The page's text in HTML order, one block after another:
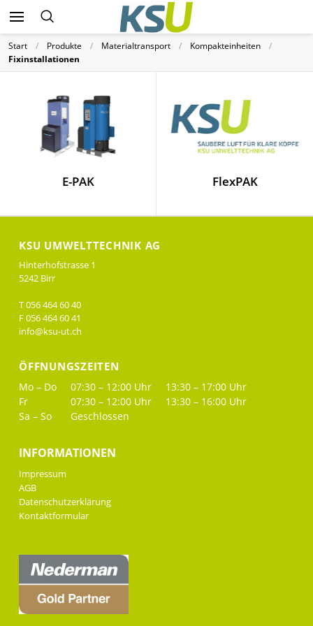
Start Produkte Materialtransport
Kompakteinheiten
Fixinstallationen
E-PAK FlexPAK
KSU UMWELTTECHNIK AG
Hinterhofstrasse 1
5242 Birr
T 056 464 60 40
F 056 464 60 41
info@ksu-ut.ch
ÖFFNUNGSZEITEN
Mo – Do 07:30 – 12:00 Uhr
13:30 – 17:00 Uhr
Fr
07:30 – 12:00 Uhr
13:30 – 16:00 Uhr
Sa – So
Geschlossen
INFORMATIONEN
Impressum
AGB
Datenschutzerklärung
Kontaktformular